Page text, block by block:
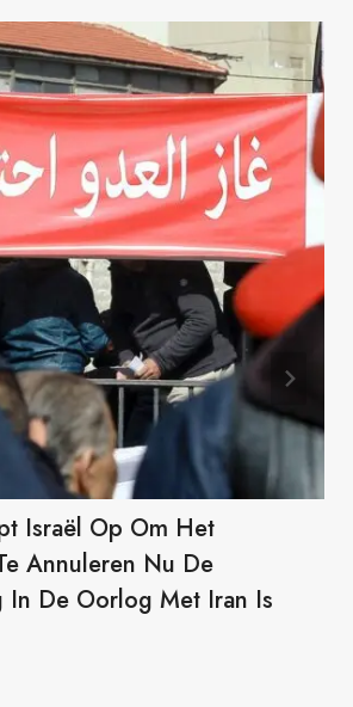
Israël Op Om Het
Annuleren Nu De
In De Oorlog Met Iran Is